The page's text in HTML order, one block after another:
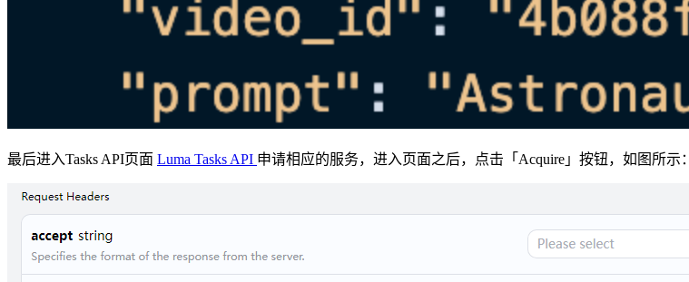
最后进入Tasks API页面 Luma Tasks API 申请相应的服务，进入页面之后，点击「Acquire」按钮，如图所示：